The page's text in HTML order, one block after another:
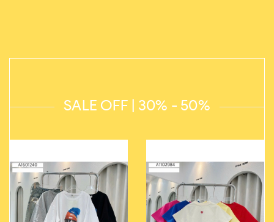
SALE OFF | 30% - 50%